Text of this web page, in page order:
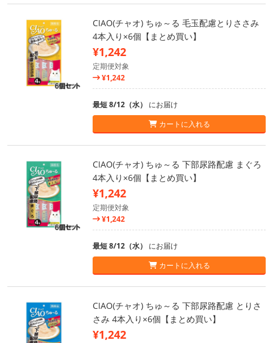
CIAO(チャオ) ちゅ～る 毛玉配慮とりささみ
4本入り×6個【まとめ買い】
¥1,242
定期便対象
¥1,242
最短 8/12（水） にお届け
カートに入れる
CIAO(チャオ) ちゅ～る 下部尿路配慮 まぐろ
4本入り×6個【まとめ買い】
¥1,242
定期便対象
¥1,242
最短 8/12（水） にお届け
カートに入れる
CIAO(チャオ) ちゅ～る 下部尿路配慮 とりさ
さみ 4本入り×6個【まとめ買い】
¥1,242